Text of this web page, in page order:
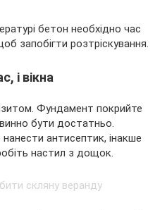
бетон необхідно час
запобігти розтріскування.
і вікна
Фундамент покрийте
бути достатньо.
нанести антисептик, інакше
настил з дощок.